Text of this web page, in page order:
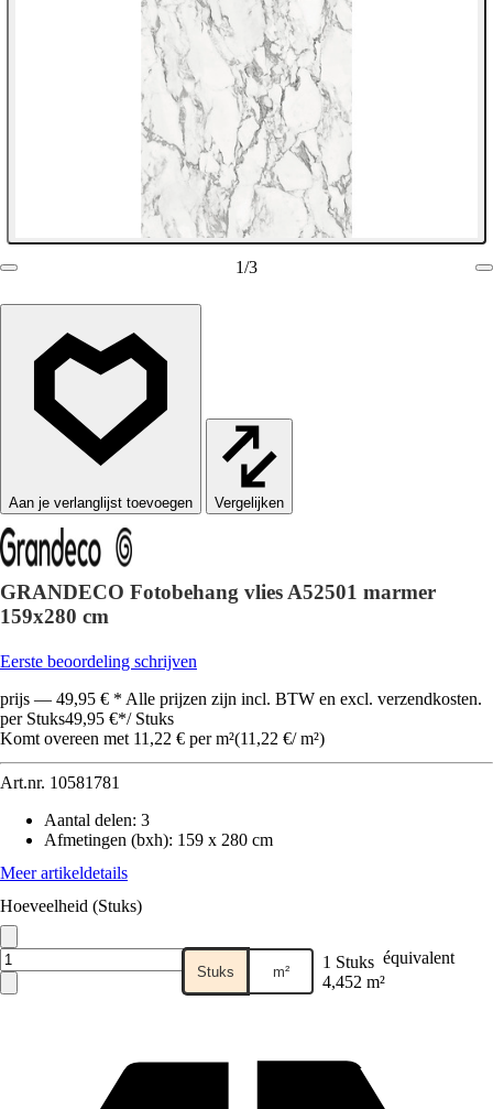
1/3
Vergelijken
GRANDECO Fotobehang vlies A52501 marmer
159x280 cm
Eerste beoordeling schrijven
prijs — 49,95 € * Alle prijzen zijn incl. BTW en excl. verzendkosten.
per Stuks49,95 €*/ Stuks
Komt overeen met 11,22 € per m²(11,22 €/ m²)
Art.nr. 10581781
Aantal delen: 3
Afmetingen (bxh): 159 x 280 cm
Meer artikeldetails
Hoeveelheid (Stuks)
Stuks m² 1 Stuks équivalent
4,452 m²